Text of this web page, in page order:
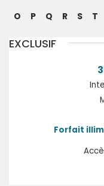
O
P Q R S T
EXCLUSIF
Forfait